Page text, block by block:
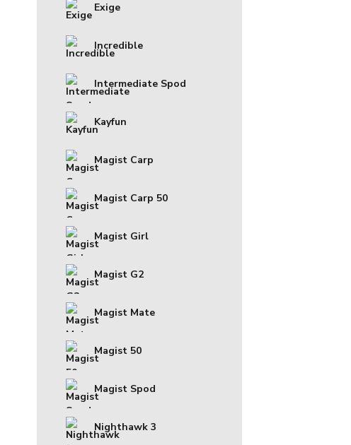
Exige
Incredible
Intermediate Spod
Kayfun
Magist Carp
Magist Carp 50
Magist Girl
Magist G2
Magist Mate
Magist 50
Magist Spod
Nighthawk 3